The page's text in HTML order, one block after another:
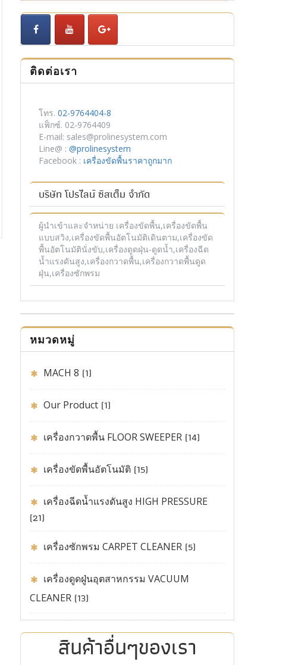
ติดต่อเรา
โทร. 02-9764404-8
แฟ็กซ์. 02-9764409
E-mail: sales@prolinesystem.com
Line@ : @prolinesystem
Facebook : เครื่องขัดพื้นราคาถูกมาก
บริษัท โปรไลน์ ซิสเต็ม จำกัด
ผู้นำเข้าและจำหน่าย เครื่องขัดพื้น,เครื่องขัดพื้น
แบบสวิง,เครื่องขัดพื้นอัตโนมัติเดินตาม,เครื่องขัด
พื้นอัตโนมัตินั่งขับ,เครื่องดูดฝุ่น-ดูดน้ำ,เครื่องฉีด
น้ำแรงดันสูง,เครื่องกวาดพื้น,เครื่องกวาดพื้นดูด
ฝุ่น,เครื่องซักพรม
หมวดหมู่
MACH 8 (1)
Our Product (1)
เครื่องกวาดพื้น FLOOR SWEEPER (14)
เครื่องขัดพื้นอัตโนมัติ (15)
เครื่องฉีดน้ำแรงดันสูง HIGH PRESSURE
(21)
เครื่องซักพรม CARPET CLEANER (5)
เครื่องดูดฝู่นอุตสาหกรรม VACUUM
CLEANER (13)
สินค้าอื่นๆของเรา